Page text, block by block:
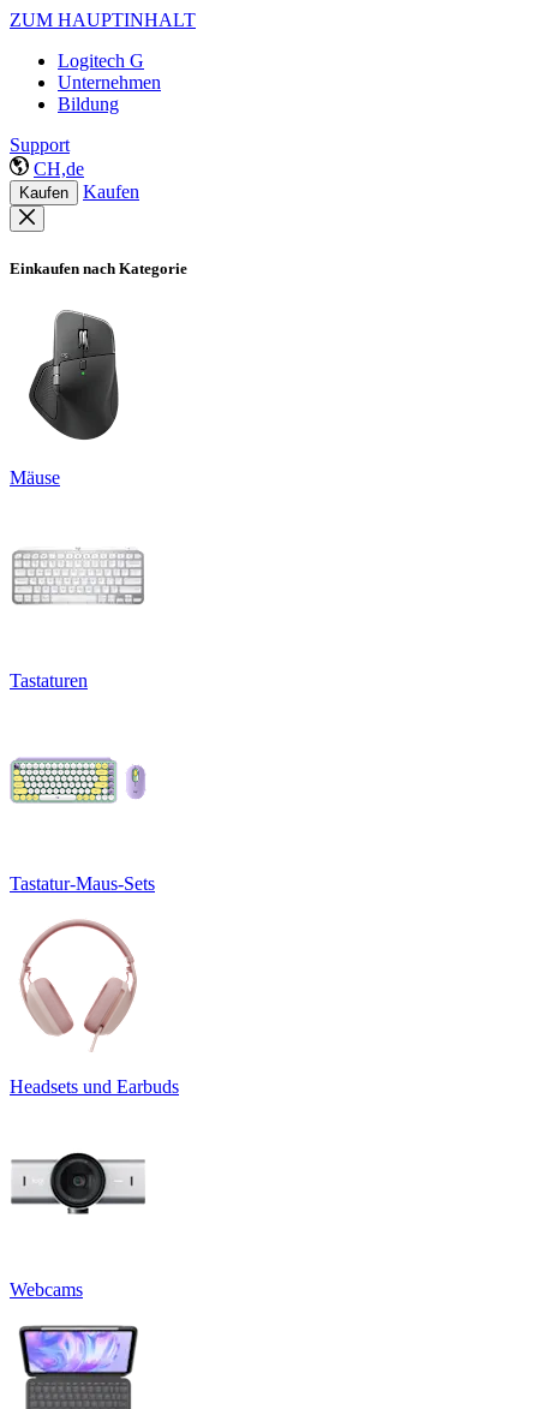
ZUM HAUPTINHALT
Logitech G
Unternehmen
Bildung
Support
CH,de
Kaufen Kaufen
Einkaufen nach Kategorie
Mäuse
Tastaturen
Tastatur-Maus-Sets
Headsets und Earbuds
Webcams